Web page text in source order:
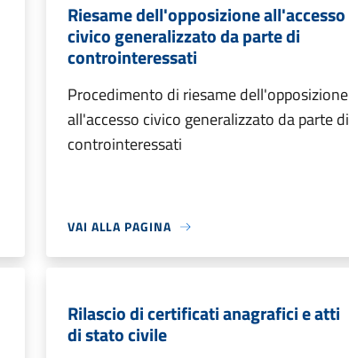
Riesame dell'opposizione all'accesso
civico generalizzato da parte di
controinteressati
Procedimento di riesame dell'opposizione
all'accesso civico generalizzato da parte di
controinteressati
VAI ALLA PAGINA
Rilascio di certificati anagrafici e atti
di stato civile